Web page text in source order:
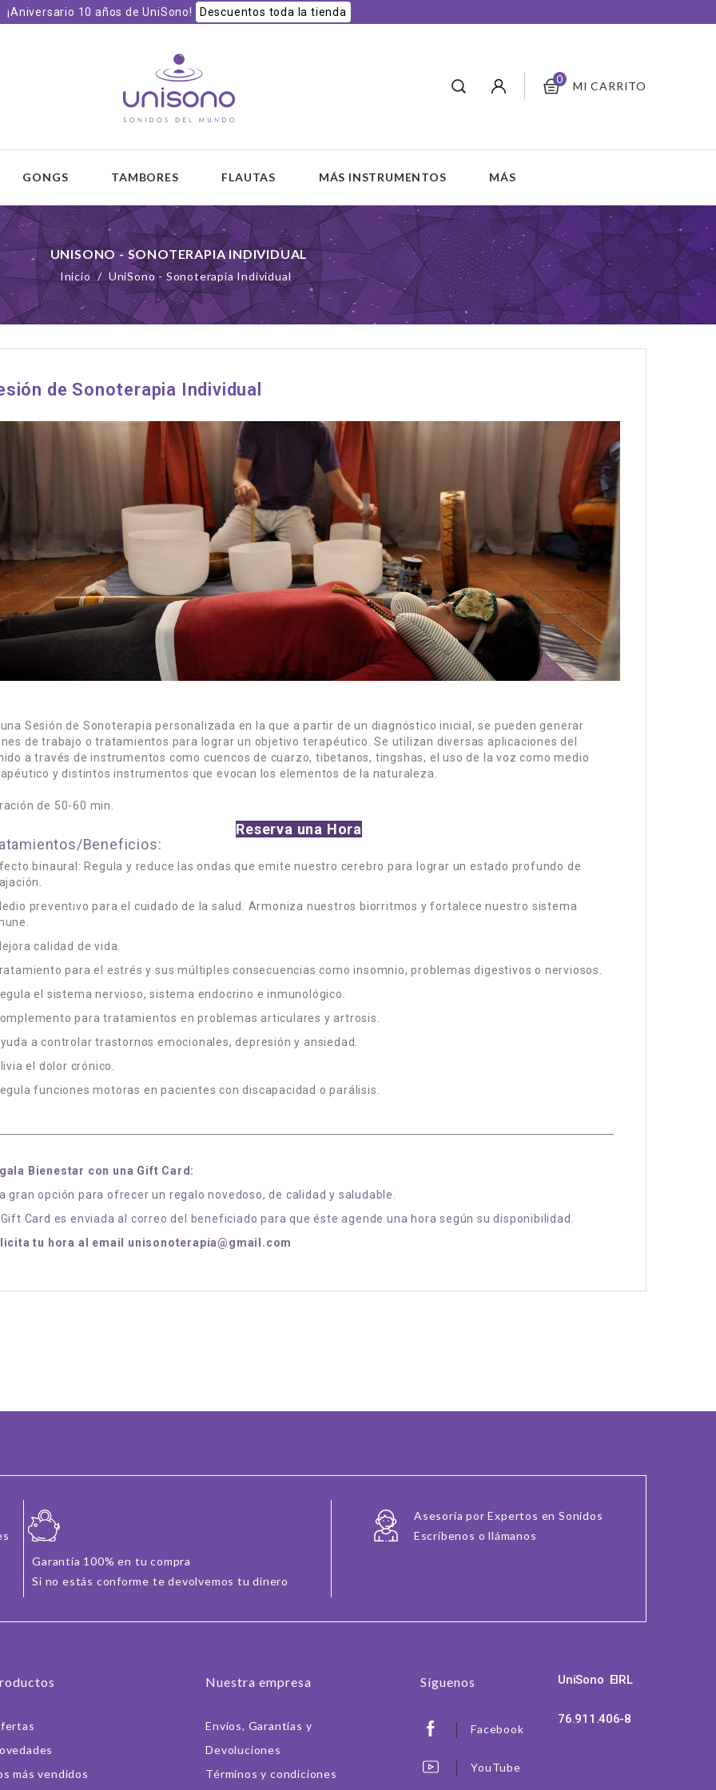
¡Aniversario 10 años de UniSono! Descuentos toda la tienda
MI CARRITO
0
GONGS TAMBORES FLAUTAS MÁS INSTRUMENTOS MÁS
UNISONO - SONOTERAPIA INDIVIDUAL
Inicio UniSono - Sonoterapia Individual
de Sonoterapia Individual
una Sesión de Sonoterapia personalizada en la que a partir de un diagnóstico inicial, se pueden generar
de trabajo o tratamientos para lograr un objetivo terapéutico. Se utilizan diversas aplicaciones del
a través de instrumentos como cuencos de cuarzo, tibetanos, tingshas, el uso de la voz como medio
y distintos instrumentos que evocan los elementos de la naturaleza.
de 50-60 min.
Reserva una Hora
Beneficios:
binaural: Regula y reduce las ondas que emite nuestro cerebro para lograr un estado profundo de
preventivo para el cuidado de la salud. Armoniza nuestros biorritmos y fortalece nuestro sistema
calidad de vida.
para el estrés y sus múltiples consecuencias como insomnio, problemas digestivos o nerviosos.
el sistema nervioso, sistema endocrino e inmunológico.
para tratamientos en problemas articulares y artrosis.
a controlar trastornos emocionales, depresión y ansiedad.
el dolor crónico.
funciones motoras en pacientes con discapacidad o parálisis.
Bienestar con una Gift Card:
gran opción para ofrecer un regalo novedoso, de calidad y saludable.
Gift Card es enviada al correo del beneficiado para que éste agende una hora según su disponibilidad.
tu hora al email unisonoterapia@gmail.com
Garantía 100% en tu compra
Si no estás conforme te devolvemos tu dinero
Asesoría por Expertos en Sonidos
Escríbenos o llámanos
más vendidos
Nuestra empresa
Envíos, Garantías y
Devoluciones
Términos y condiciones
Síguenos
Facebook
YouTube
UniSono EIRL
76.911.406-8